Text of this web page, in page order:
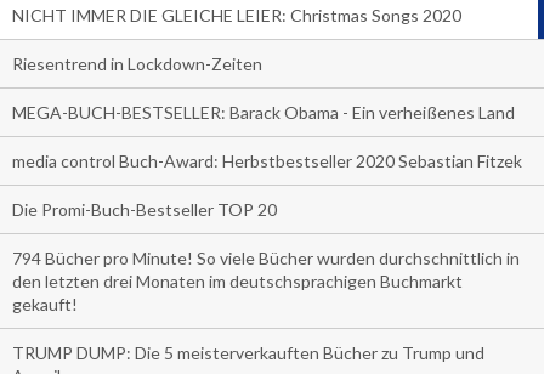
NICHT IMMER DIE GLEICHE LEIER: Christmas Songs 2020
Riesentrend in Lockdown-Zeiten
MEGA-BUCH-BESTSELLER: Barack Obama - Ein verheißenes Land
media control Buch-Award: Herbstbestseller 2020 Sebastian Fitzek
Die Promi-Buch-Bestseller TOP 20
794 Bücher pro Minute! So viele Bücher wurden durchschnittlich in
den letzten drei Monaten im deutschsprachigen Buchmarkt
gekauft!
TRUMP DUMP: Die 5 meisterverkauften Bücher zu Trump und